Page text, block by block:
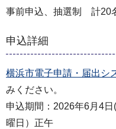
事前申込、抽選制 計20
申込詳細
横浜市電子申請・届出シ
みください。
申込期間：2026年6月4
曜日）正午